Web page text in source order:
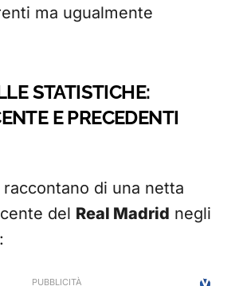
ma ugualmente
STATISTICHE:
E PRECEDENTI
di una netta
del Real Madrid negli